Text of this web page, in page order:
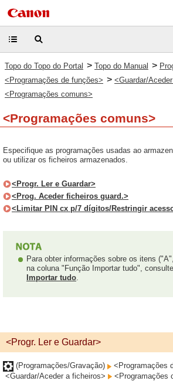
Topo do Topo do Portal > Topo do Manual >
<Programações de funções> > <Guardar/
<Programações comuns>
<Programações comuns>
Especifique as programações usadas ao
ou utilizar os ficheiros armazenados.
<Progr. Ler e Guardar>
<Prog. Aceder ficheiros guard.>
<Limitar PIN cx p/7 dígitos/Restringir
Para obter informações sobre os itens
na coluna "Função Importar tudo", consulte
Importar tudo.
<Progr. Ler e Guardar>
(Programações/Gravação)
<Programações
<Guardar/Aceder a ficheiros>
<Programações